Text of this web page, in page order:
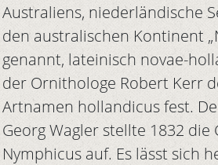
Australiens, niederländische
den australischen Kontinent
genannt, lateinisch novae-
der Ornithologe Robert Kerr
Artnamen hollandicus fest.
Georg Wagler stellte 1832 die
Nymphicus auf. Es lässt sich